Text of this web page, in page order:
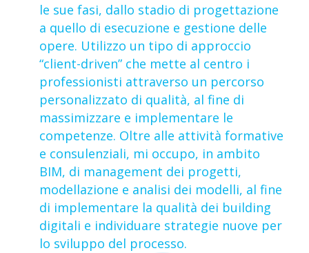
le sue fasi, dallo stadio di progettazione
a quello di esecuzione e gestione delle
opere. Utilizzo un tipo di approccio
“client-driven” che mette al centro i
professionisti attraverso un percorso
personalizzato di qualità, al fine di
massimizzare e implementare le
competenze. Oltre alle attività formative
e consulenziali, mi occupo, in ambito
BIM, di management dei progetti,
modellazione e analisi dei modelli, al fine
di implementare la qualità dei building
digitali e individuare strategie nuove per
lo sviluppo del processo.